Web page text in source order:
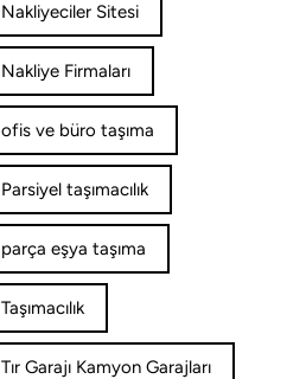
Nakliyeciler Sitesi
Nakliye Firmaları
ofis ve büro taşıma
Parsiyel taşımacılık
parça eşya taşıma
Taşımacılık
Tır Garajı Kamyon Garajları